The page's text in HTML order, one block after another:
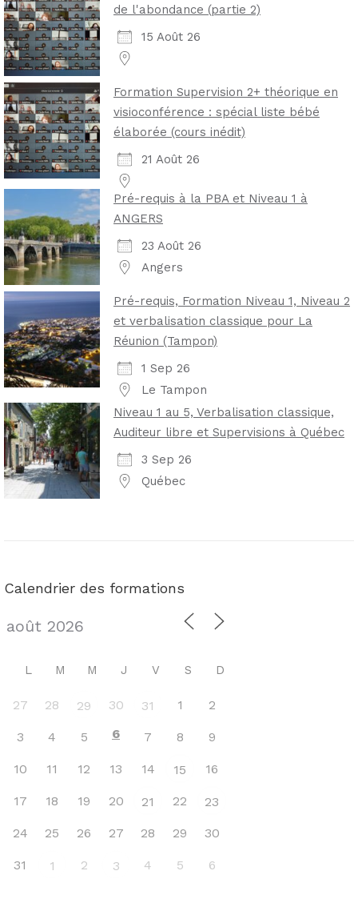
de l'abondance (partie 2)
15 Août 26
Formation Supervision 2+ théorique en
visioconférence : spécial liste bébé
élaborée (cours inédit)
21 Août 26
Pré-requis à la PBA et Niveau 1 à
ANGERS
23 Août 26
Angers
Pré-requis, Formation Niveau 1, Niveau 2
et verbalisation classique pour La
Réunion (Tampon)
1 Sep 26
Le Tampon
Niveau 1 au 5, Verbalisation classique,
Auditeur libre et Supervisions à Québec
3 Sep 26
Québec
Calendrier des formations
L M M J V S D
27 28 29 30 31 1 2
3 4 5 6 7 8 9
10 11 12 13 14 15 16
17 18 19 20 21 22 23
24 25 26 27 28 29 30
31 1 2 3 4 5 6